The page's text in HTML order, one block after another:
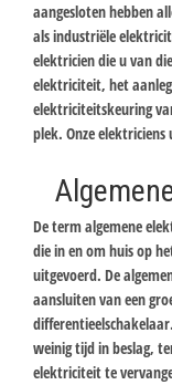
aangesloten hebben
als industriële
elektricien die u van
elektriciteit, het
elektriciteitskeuring
plek. Onze
De term algemene
die in en om huis op
uitgevoerd. De
aansluiten van een
weinig tijd in beslag,
elektriciteit te